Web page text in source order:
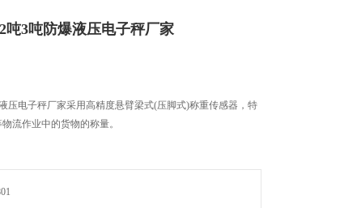
吨3吨防爆液压电子秤厂家
压电子秤厂家采用高精度悬臂梁式(压脚式)称重传感器，特
流作业中的货物的称量。